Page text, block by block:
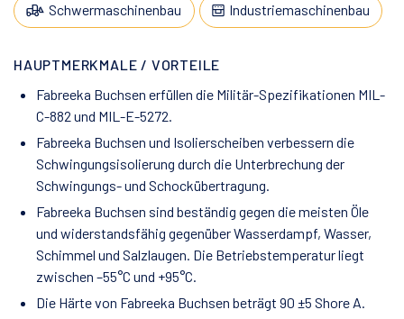
Schwermaschinenbau
Industriemaschinenbau
HAUPTMERKMALE / VORTEILE
Fabreeka Buchsen erfüllen die Militär-Spezifikationen MIL-
C-882 und MIL-E-5272.
Fabreeka Buchsen und Isolierscheiben verbessern die
Schwingungsisolierung durch die Unterbrechung der
Schwingungs- und Schockübertragung.
Fabreeka Buchsen sind beständig gegen die meisten Öle
und widerstandsfähig gegenüber Wasserdampf, Wasser,
Schimmel und Salzlaugen. Die Betriebstemperatur liegt
zwischen –55°C und +95°C.
Die Härte von Fabreeka Buchsen beträgt 90 ±5 Shore A.